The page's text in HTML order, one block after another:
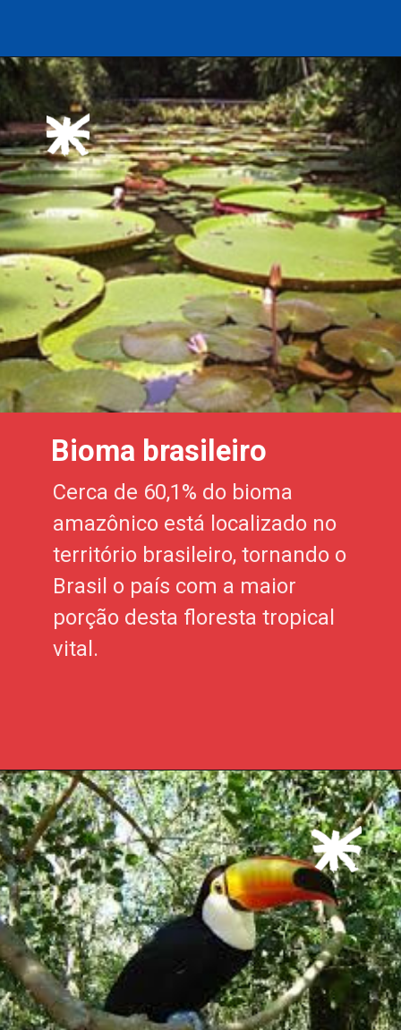
Cerca de 60,1% do bioma
amazônico está localizado no
território brasileiro, tornando o
Brasil o país com a maior
porção desta floresta tropical
vital.
Bioma brasileiro
Opening https://xtravel.com.br/roteiro-viagem-personalizado/